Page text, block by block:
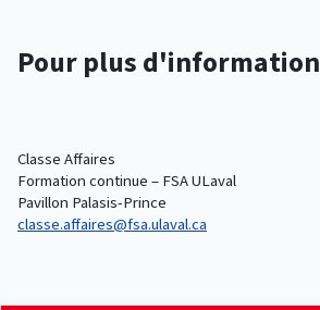
Pour plus d'information
Classe Affaires
Formation continue – FSA ULaval
Pavillon Palasis-Prince
classe.affaires@fsa.ulaval.ca